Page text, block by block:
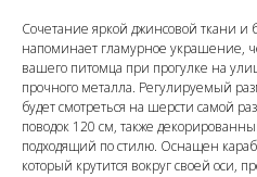
Сочетание яркой джинсовой ткани и
напоминает гламурное украшение,
вашего питомца при прогулке на
прочного металла. Регулируемый
будет смотреться на шерсти самой
поводок 120 см, также
подходящий по стилю. Оснащен
который крутится вокруг своей оси,